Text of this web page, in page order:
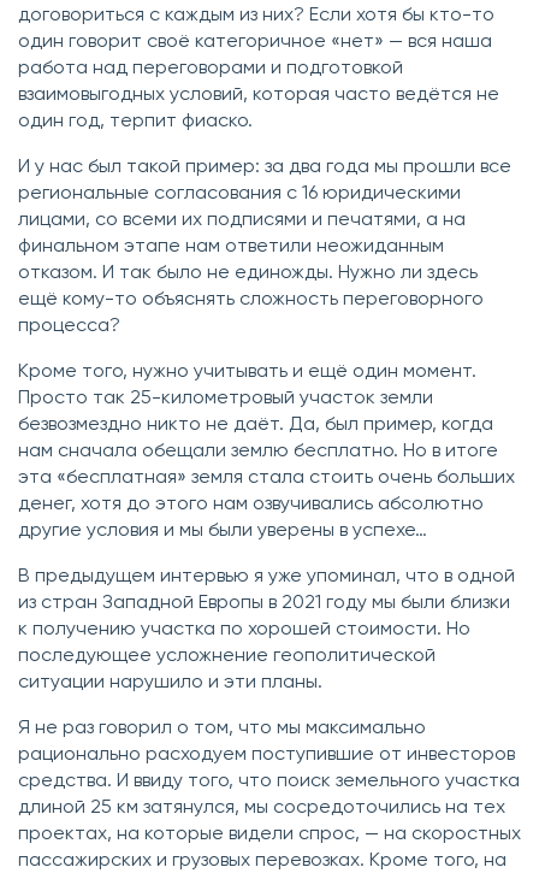
договориться с каждым из них? Если хотя бы кто-то
один говорит своё категоричное «нет» — вся наша
работа над переговорами и подготовкой
взаимовыгодных условий, которая часто ведётся не
один год, терпит фиаско.
И у нас был такой пример: за два года мы прошли все
региональные согласования с 16 юридическими
лицами, со всеми их подписями и печатями, а на
финальном этапе нам ответили неожиданным
отказом. И так было не единожды. Нужно ли здесь
ещё кому-то объяснять сложность переговорного
процесса?
Кроме того, нужно учитывать и ещё один момент.
Просто так 25-километровый участок земли
безвозмездно никто не даёт. Да, был пример, когда
нам сначала обещали землю бесплатно. Но в итоге
эта «бесплатная» земля стала стоить очень больших
денег, хотя до этого нам озвучивались абсолютно
другие условия и мы были уверены в успехе…
В предыдущем интервью я уже упоминал, что в одной
из стран Западной Европы в 2021 году мы были близки
к получению участка по хорошей стоимости. Но
последующее усложнение геополитической
ситуации нарушило и эти планы.
Я не раз говорил о том, что мы максимально
рационально расходуем поступившие от инвесторов
средства. И ввиду того, что поиск земельного участка
длиной 25 км затянулся, мы сосредоточились на тех
проектах, на которые видели спрос, — на скоростных
пассажирских и грузовых перевозках. Кроме того, на